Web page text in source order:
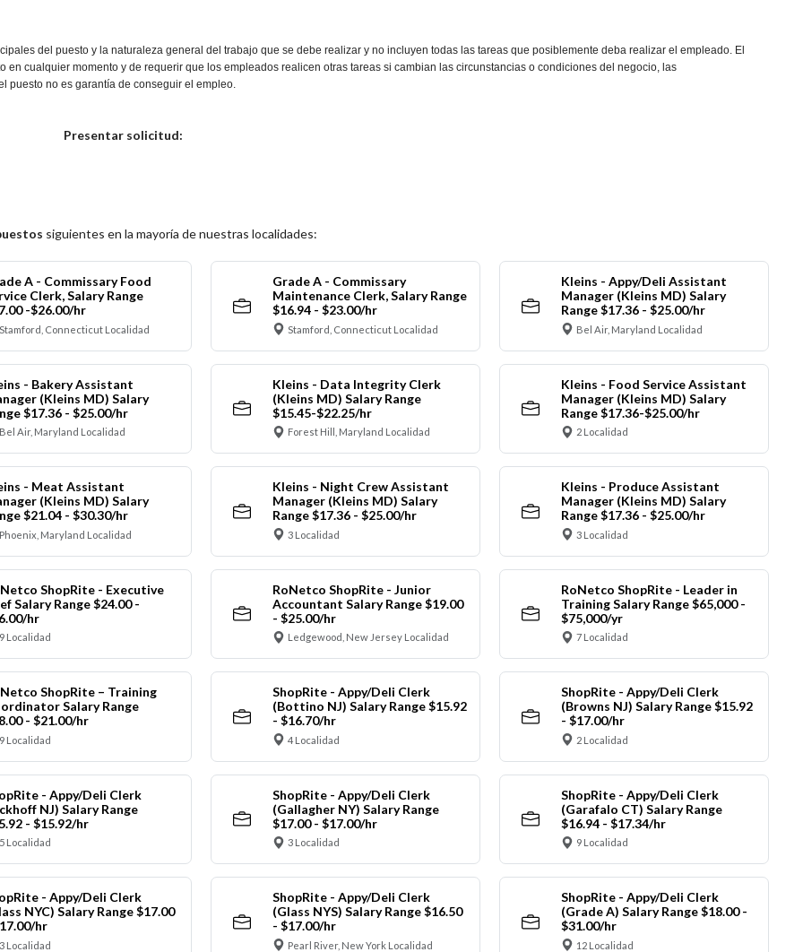
del puesto y la naturaleza general del trabajo que se debe realizar y no incluyen todas las tareas que posiblemente deba realizar el empleado. El
cualquier momento y de requerir que los empleados realicen otras tareas si cambian las circunstancias o condiciones del negocio, las
puesto no es garantía de conseguir el empleo.
Presentar solicitud:
siguientes en la mayoría de nuestras localidades:
A - Commissary Food
Clerk, Salary Range
-$26.00/hr
Stamford, Connecticut Localidad
Grade A - Commissary
Maintenance Clerk, Salary Range
$16.94 - $23.00/hr
Stamford, Connecticut Localidad
Kleins - Appy/Deli Assistant
Manager (Kleins MD) Salary
Range $17.36 - $25.00/hr
Bel Air, Maryland Localidad
- Bakery Assistant
(Kleins MD) Salary
$17.36 - $25.00/hr
Bel Air, Maryland Localidad
Kleins - Data Integrity Clerk
(Kleins MD) Salary Range
$15.45-$22.25/hr
Forest Hill, Maryland Localidad
Kleins - Food Service Assistant
Manager (Kleins MD) Salary
Range $17.36-$25.00/hr
2 Localidad
- Meat Assistant
(Kleins MD) Salary
$21.04 - $30.30/hr
Phoenix, Maryland Localidad
Kleins - Night Crew Assistant
Manager (Kleins MD) Salary
Range $17.36 - $25.00/hr
3 Localidad
Kleins - Produce Assistant
Manager (Kleins MD) Salary
Range $17.36 - $25.00/hr
3 Localidad
ShopRite - Executive
Salary Range $24.00 -
hr
9 Localidad
RoNetco ShopRite - Junior
Accountant Salary Range $19.00
- $25.00/hr
Ledgewood, New Jersey Localidad
RoNetco ShopRite - Leader in
Training Salary Range $65,000 -
$75,000/yr
7 Localidad
ShopRite – Training
Salary Range
- $21.00/hr
9 Localidad
ShopRite - Appy/Deli Clerk
(Bottino NJ) Salary Range $15.92
- $16.70/hr
4 Localidad
ShopRite - Appy/Deli Clerk
(Browns NJ) Salary Range $15.92
- $17.00/hr
2 Localidad
- Appy/Deli Clerk
NJ) Salary Range
- $15.92/hr
5 Localidad
ShopRite - Appy/Deli Clerk
(Gallagher NY) Salary Range
$17.00 - $17.00/hr
3 Localidad
ShopRite - Appy/Deli Clerk
(Garafalo CT) Salary Range
$16.94 - $17.34/hr
9 Localidad
- Appy/Deli Clerk
NYC) Salary Range $17.00
hr
3 Localidad
ShopRite - Appy/Deli Clerk
(Glass NYS) Salary Range $16.50
- $17.00/hr
Pearl River, New York Localidad
ShopRite - Appy/Deli Clerk
(Grade A) Salary Range $18.00 -
$31.00/hr
12 Localidad